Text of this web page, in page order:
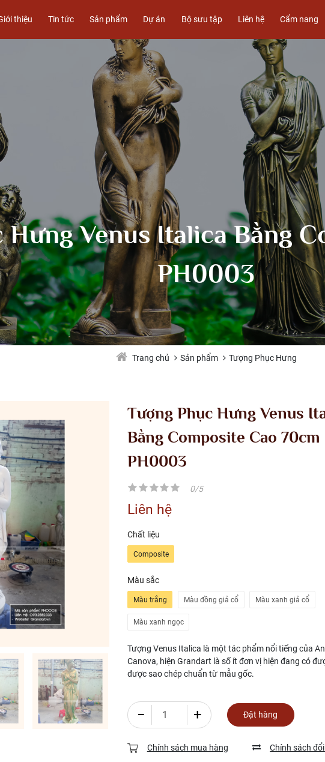
thiệu Tin tức Sản phẩm Dự án Bộ sưu tập Liên hệ Cẩm nang
Hưng Venus Italica Bằng
PH0003
Trang chủ Sản phẩm Tượng Phục Hưng
Tượng Phục Hưng Venus
Bằng Composite Cao 70cm
PH0003
0/5
Liên hệ
Chất liệu
Composite
Màu sắc
Màu trắng Màu đồng giả cổ Màu xanh giả cổ
Màu xanh ngọc
Tượng Venus Italica là một tác phẩm nổi tiếng của
Canova, hiện Grandart là số ít đơn vị hiện đang có
được sao chép chuẩn từ mẫu gốc.
− + Đặt hàng
Chính sách mua hàng Chính sách